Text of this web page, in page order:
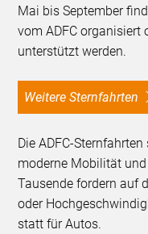
Mai bis September
vom ADFC organisiert
unterstützt werden.
Weitere Sternfahrten
Die ADFC-
moderne Mobilität
Tausende fordern auf
oder
statt für Autos.